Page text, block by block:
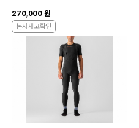
270,000 원
본사재고확인